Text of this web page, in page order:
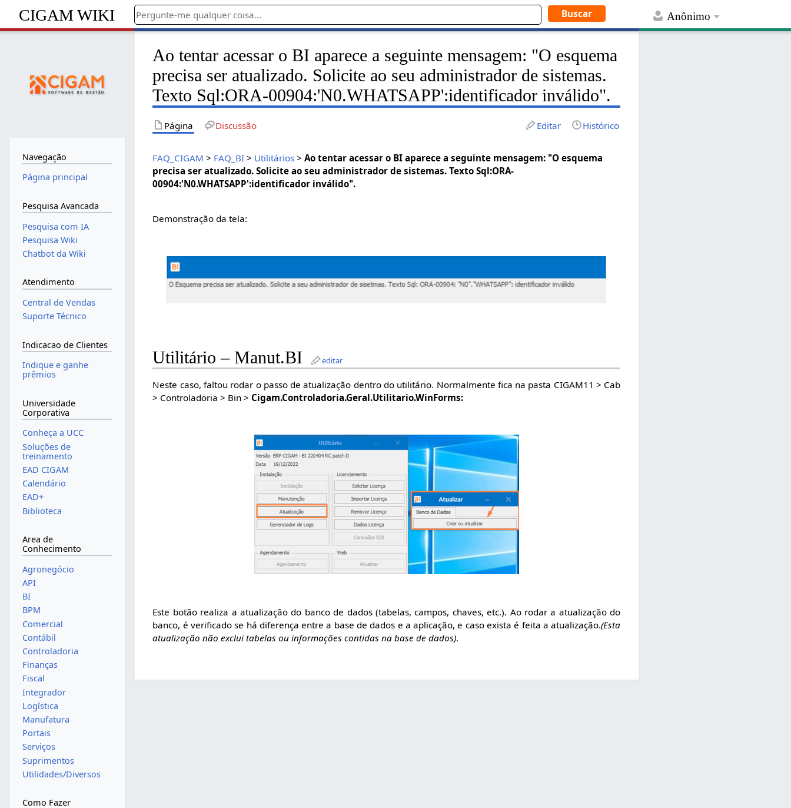
Anônimo
CIGAM WIKI
Ao tentar acessar o BI aparece a seguinte mensagem: "O esquema
precisa ser atualizado. Solicite ao seu administrador de sistemas.
Texto Sql:ORA-00904:'N0.WHATSAPP':identificador inválido".
Página Discussão Editar Histórico
FAQ_CIGAM > FAQ_BI > Utilitários >Ao tentar acessar o BI aparece a seguinte mensagem: "O esquema
precisa ser atualizado. Solicite ao seu administrador de sistemas. Texto Sql:ORA-
00904:'N0.WHATSAPP':identificador inválido".
Demonstração da tela:
Utilitário – Manut.BI editar
Neste caso, faltou rodar o passo de atualização dentro do utilitário. Normalmente fica na pasta CIGAM11 > Cab
> Controladoria > Bin > Cigam.Controladoria.Geral.Utilitario.WinForms:
Este botão realiza a atualização do banco de dados (tabelas, campos, chaves, etc.). Ao rodar a atualização do
banco, é verificado se há diferença entre a base de dados e a aplicação, e caso exista é feita a atualização.(Esta
atualização não exclui tabelas ou informações contidas na base de dados).
Navegação
Página principal
Pesquisa Avancada
Pesquisa com IA
Pesquisa Wiki
Chatbot da Wiki
Atendimento
Central de Vendas
Suporte Técnico
Indicacao de Clientes
Indique e ganhe
prêmios
Universidade
Corporativa
Conheça a UCC
Soluções de
treinamento
EAD CIGAM
Calendário
EAD+
Biblioteca
Area de
Conhecimento
Agronegócio
API
BI
BPM
Comercial
Contábil
Controladoria
Finanças
Fiscal
Integrador
Logística
Manufatura
Portais
Serviços
Suprimentos
Utilidades/Diversos
Como Fazer